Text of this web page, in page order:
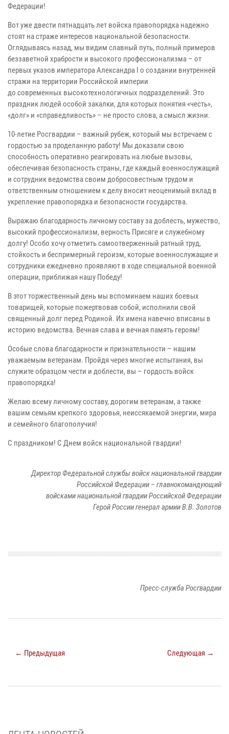
Федерации!
Вот уже двести пятнадцать лет войска правопорядка надежно
стоят на страже интересов национальной безопасности.
Оглядываясь назад, мы видим славный путь, полный примеров
беззаветной храбрости и высокого профессионализма – от
первых указов императора Александра I о создании внутренней
стражи на территории Российской империи
до современных высокотехнологичных подразделений. Это
праздник людей особой закалки, для которых понятия «честь»,
«долг» и «справедливость» – не просто слова, а смысл жизни.
10-летие Росгвардии – важный рубеж, который мы встречаем с
гордостью за проделанную работу! Мы доказали свою
способность оперативно реагировать на любые вызовы,
обеспечивая безопасность страны, где каждый военнослужащий
и сотрудник ведомства своим добросовестным трудом и
ответственным отношением к делу вносит неоценимый вклад в
укрепление правопорядка и безопасности государства.
Выражаю благодарность личному составу за доблесть, мужество,
высокий профессионализм, верность Присяге и служебному
долгу! Особо хочу отметить самоотверженный ратный труд,
стойкость и беспримерный героизм, которые военнослужащие и
сотрудники ежедневно проявляют в ходе специальной военной
операции, приближая нашу Победу!
В этот торжественный день мы вспоминаем наших боевых
товарищей, которые пожертвовав собой, исполнили свой
священный долг перед Родиной. Их имена навечно вписаны в
историю ведомства. Вечная слава и вечная память героям!
Особые слова благодарности и признательности – нашим
уважаемым ветеранам. Пройдя через многие испытания, вы
служите образцом чести и доблести, вы – гордость войск
правопорядка!
Желаю всему личному составу, дорогим ветеранам, а также
вашим семьям крепкого здоровья, неиссякаемой энергии, мира
и семейного благополучия!
С праздником! С Днем войск национальной гвардии!
Директор Федеральной службы войск национальной гвардии
Российской Федерации – главнокомандующий
войсками национальной гвардии Российской Федерации
Герой России генерал армии В.В. Золотов
Пресс-служба Росгвардии
← Предыдущая Следующая →